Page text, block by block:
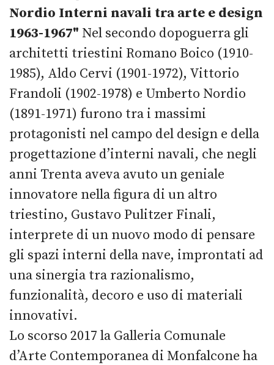
Nordio Interni navali tra arte e design
1963-1967" Nel secondo dopoguerra gli
architetti triestini Romano Boico (1910-
1985), Aldo Cervi (1901-1972), Vittorio
Frandoli (1902-1978) e Umberto Nordio
(1891-1971) furono tra i massimi
protagonisti nel campo del design e della
progettazione d’interni navali, che negli
anni Trenta aveva avuto un geniale
innovatore nella figura di un altro
triestino, Gustavo Pulitzer Finali,
interprete di un nuovo modo di pensare
gli spazi interni della nave, improntati ad
una sinergia tra razionalismo,
funzionalità, decoro e uso di materiali
innovativi.
Lo scorso 2017 la Galleria Comunale
d’Arte Contemporanea di Monfalcone ha